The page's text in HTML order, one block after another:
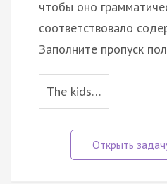
чтобы оно
соответствовало
Заполните пропуск
The kids…